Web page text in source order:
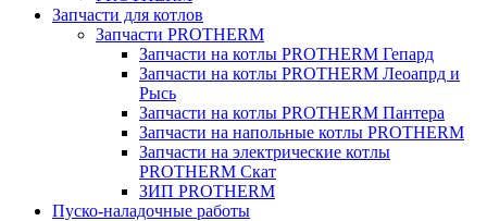
Запчасти для котлов
Запчасти PROTHERM
Запчасти на котлы PROTHERM Гепард
Запчасти на котлы PROTHERM Леоапрд и
Рысь
Запчасти на котлы PROTHERM Пантера
Запчасти на напольные котлы PROTHERM
Запчасти на электрические котлы
PROTHERM Скат
ЗИП PROTHERM
Пуско-наладочные работы